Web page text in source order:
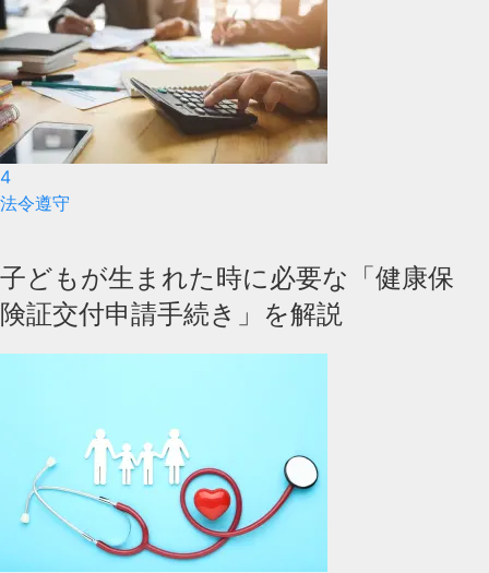
4
法令遵守
子どもが生まれた時に必要な「健康保
険証交付申請手続き」を解説